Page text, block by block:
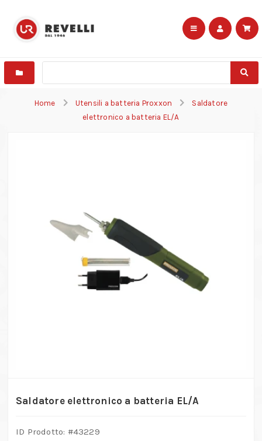
Home Utensili a batteria Proxxon
Saldatore
elettronico a batteria EL/A
Saldatore elettronico a batteria EL/A
ID Prodotto: #43229